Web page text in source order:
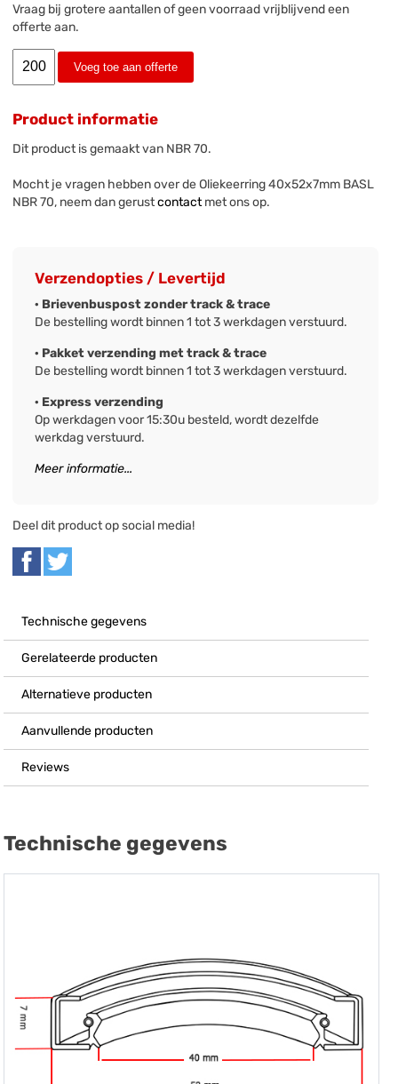
Vraag bij grotere aantallen of geen voorraad vrijblijvend een
offerte aan.
Voeg toe aan offerte
Product informatie
Dit product is gemaakt van NBR 70.
Mocht je vragen hebben over de Oliekeerring 40x52x7mm BASL
NBR 70, neem dan gerustcontactmet ons op.
Verzendopties / Levertijd
· Brievenbuspost zonder track & trace
De bestelling wordt binnen 1 tot 3 werkdagen verstuurd.
· Pakket verzending met track & trace
De bestelling wordt binnen 1 tot 3 werkdagen verstuurd.
· Express verzending
Op werkdagen voor 15:30u besteld, wordt dezelfde
werkdag verstuurd.
Meer informatie...
Deel dit product op social media!
Technische gegevens
Gerelateerde producten
Alternatieve producten
Aanvullende producten
Reviews
Technische gegevens